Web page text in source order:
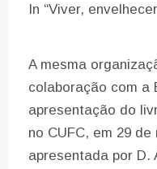
In “Viver,
A mesma
colaboração com a
apresentação do
no CUFC, em 29
apresentada por D.